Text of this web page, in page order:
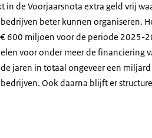
in de Voorjaarsnota extra geld vrij
beter kunnen organiseren.
600 miljoen voor de periode 2025-
voor onder meer de financiering
jaren in totaal ongeveer een miljard
Ook daarna blijft er